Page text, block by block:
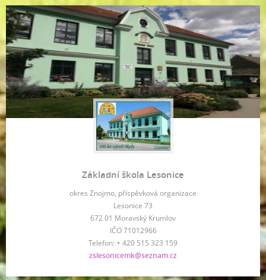
Základní škola Lesonice
okres Znojmo, příspěvková organizace
Lesonice 73
672 01 Moravský Krumlov
IČO 71012966
Telefon: + 420 515 323 159
zslesonicemk@seznam.cz